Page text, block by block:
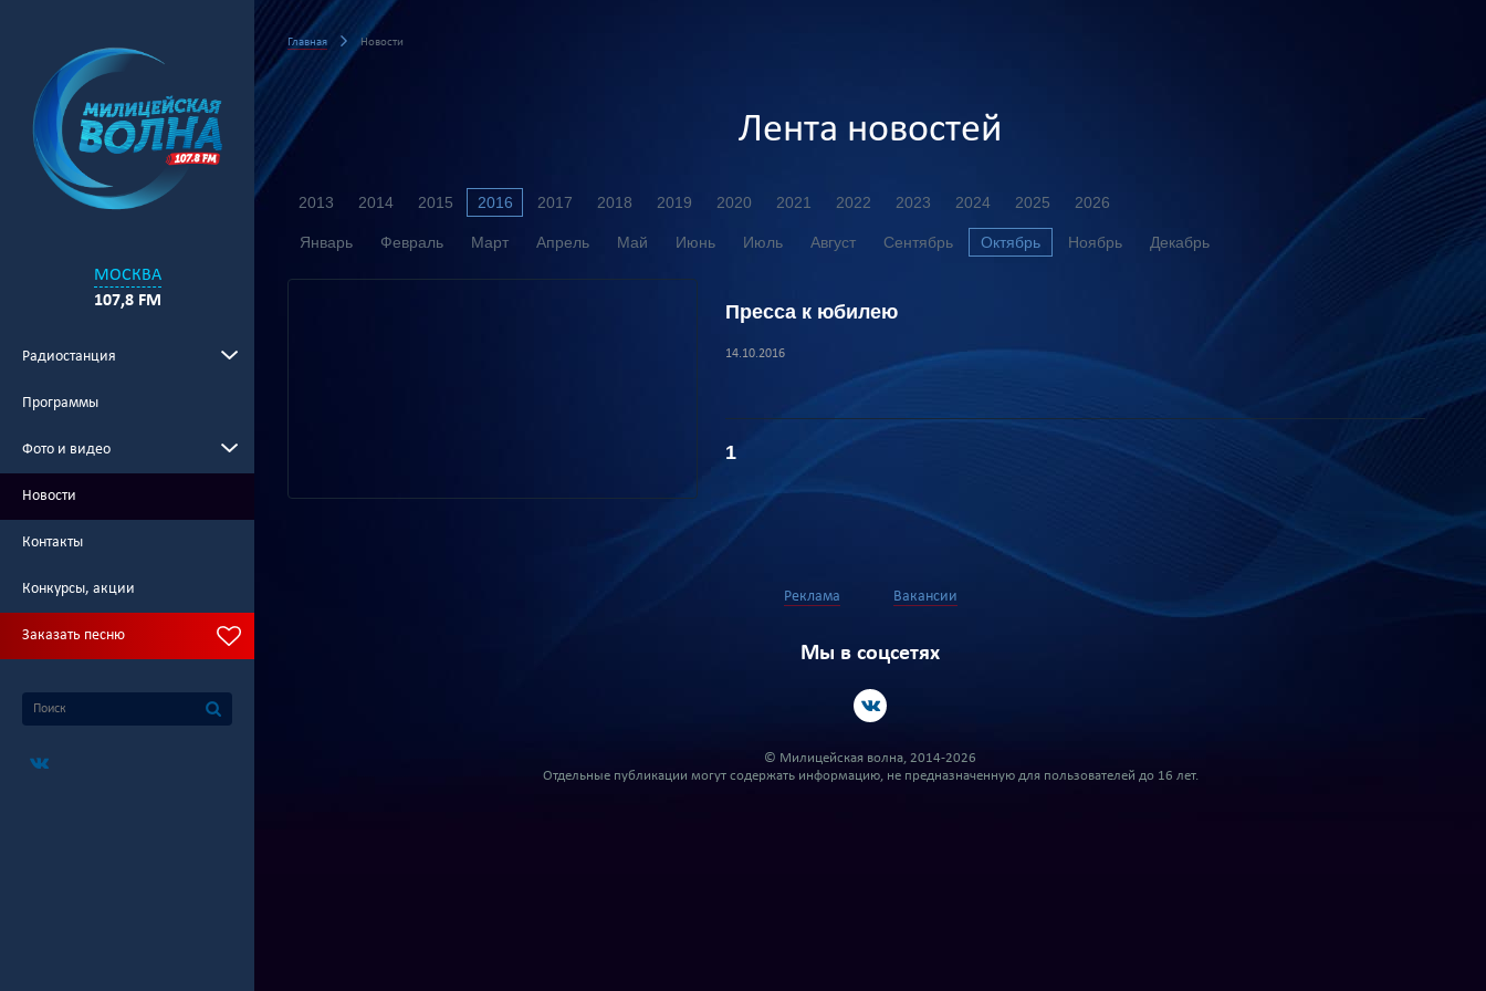
МОСКВА
107,8 FM
Радиостанция
Программы
Фото и видео
Новости
Контакты
Конкурсы, акции
Заказать песню
Главная Новости
Лента новостей
2013 2014 2015 2016 2017 2018 2019 2020 2021 2022 2023 2024 2025 2026
Январь Февраль Март Апрель Май Июнь Июль Август Сентябрь Октябрь Ноябрь Декабрь
Пресса к юбилею
14.10.2016
1
Реклама Вакансии
Мы в соцсетях
© Милицейская волна, 2014-2026
Отдельные публикации могут содержать информацию, не предназначенную для пользователей до 16 лет.